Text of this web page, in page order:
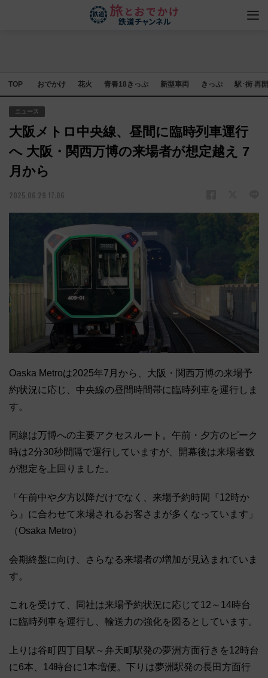
TOP おでかけ 花火 青春18きっぷ 新型車両 きっぷ 駅･街 再
ニュース
大阪メトロ中央線、昼間に臨時列車運行
へ 大阪・関西万博の来場者が想定越え 7
月から
2025.06.29 17:06
Oaska Metroは2025年7月から、大阪・関西万博の来場予
約状況に応じ、中央線の昼間時間帯に臨時列車を運行しま
す。
同線は万博への主要アクセスルート。午前・夕方のピーク
時は2分30秒間隔で運行していますが、開幕後は来場者数
が想定を上回りました。
「午前中や夕方以降だけでなく、来場予約時間『12時か
ら』に合わせて来場されるお客さまが多くなっています」
（Osaka Metro）
会期終盤に向け、さらなる来場者の増加が見込まれていま
す。
これを受けて、同社は来場予約状況に応じて12～14時台
に臨時列車を運行し、輸送力の強化を図るとしています。
上りは谷町四丁目駅～弁天町駅発の夢洲方面行きを12時台
に6本、14時台に1本増便。下りは夢洲駅発の長田方面行